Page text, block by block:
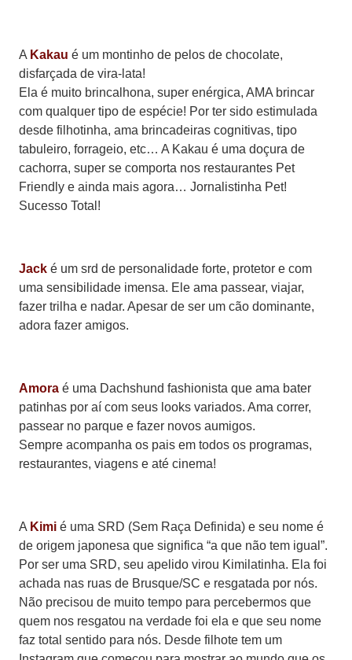
A Kakau é um montinho de pelos de chocolate,
disfarçada de vira-lata!
Ela é muito brincalhona, super enérgica, AMA brincar
com qualquer tipo de espécie! Por ter sido estimulada
desde filhotinha, ama brincadeiras cognitivas, tipo
tabuleiro, forrageio, etc… A Kakau é uma doçura de
cachorra, super se comporta nos restaurantes Pet
Friendly e ainda mais agora… Jornalistinha Pet!
Sucesso Total!
Jack é um srd de personalidade forte, protetor e com
uma sensibilidade imensa. Ele ama passear, viajar,
fazer trilha e nadar. Apesar de ser um cão dominante,
adora fazer amigos.
Amora é uma Dachshund fashionista que ama bater
patinhas por aí com seus looks variados. Ama correr,
passear no parque e fazer novos aumigos.
Sempre acompanha os pais em todos os programas,
restaurantes, viagens e até cinema!
A Kimi é uma SRD (Sem Raça Definida) e seu nome é
de origem japonesa que significa “a que não tem igual”.
Por ser uma SRD, seu apelido virou Kimilatinha. Ela foi
achada nas ruas de Brusque/SC e resgatada por nós.
Não precisou de muito tempo para percebermos que
quem nos resgatou na verdade foi ela e que seu nome
faz total sentido para nós. Desde filhote tem um